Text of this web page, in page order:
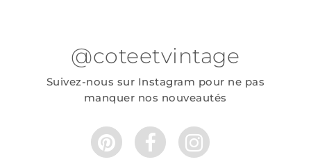
@coteetvintage
Suivez-nous sur Instagram pour ne pas
manquer nos nouveautés